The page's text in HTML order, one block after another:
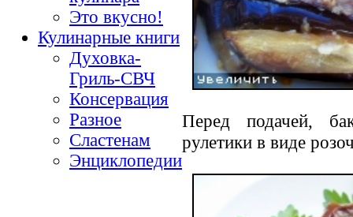
Это вкусно!
Кулинарные книги
Духовка-
Гриль-СВЧ
Консервация
Разное
Сластенам
Энциклопедии
Перед подачей,
рулетики в виде